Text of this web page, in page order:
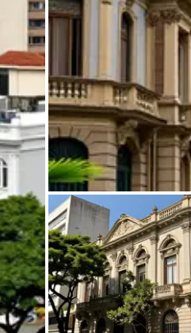
Roteiro pelos
de ir
5 de agosto de 2026 0
Fotos antigas dos
Paulista: imagens